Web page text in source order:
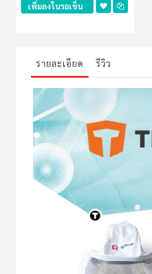
เพิ่มลงในรถเข็น
รายละเอียด รีวิว